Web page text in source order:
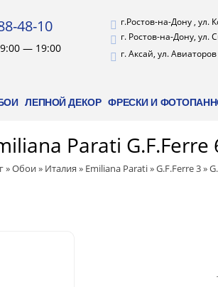
48-10
— 19:00
г.Ростов-на-Дону , ул.
г. Ростов-на-Дону, ул.
г. Аксай, ул.
ЛЕПНОЙ ДЕКОР ФРЕСКИ И
Parati G.F.Ferre
»Обои» Италия » Emiliana Parati»G.F.Ferre 3»